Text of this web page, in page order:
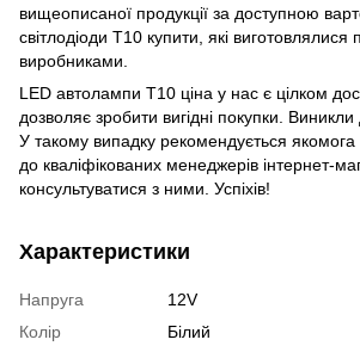
вищеописаної продукції за доступною
світлодіоди Т10 купити, які
виробниками.
LED автолампи Т10 ціна у нас є цілком
дозволяє зробити вигідні покупки.
У такому випадку рекомендується
до кваліфікованих менеджерів інтернет-
консультуватися з ними. Успіхів!
Характеристики
Напруга
12V
Колір
Білий